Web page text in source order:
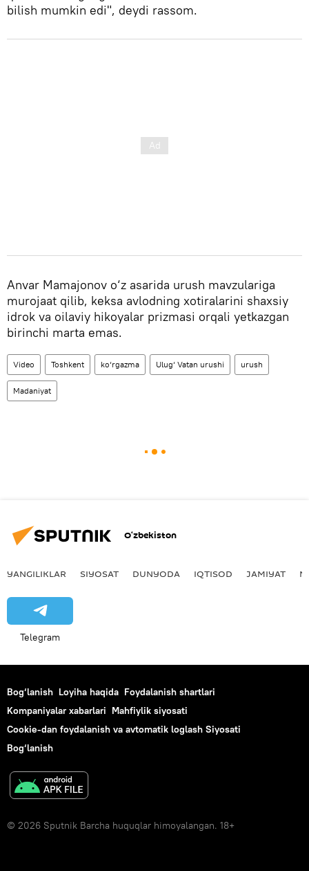
bilish mumkin edi", deydi rassom.
Anvar Mamajonov o‘z asarida urush mavzulariga
murojaat qilib, keksa avlodning xotiralarini shaxsiy
idrok va oilaviy hikoyalar prizmasi orqali yetkazgan
birinchi marta emas.
Video Toshkent ko‘rgazma Ulug‘ Vatan urushi urush
Madaniyat
O‘zbekiston
YANGILIKLAR SIYOSAT DUNYODA IQTISOD JAMIYAT
Telegram
Bog‘lanish Loyiha haqida Foydalanish shartlari
Kompaniyalar xabarlari Mahfiylik siyosati
Cookie-dan foydalanish va avtomatik loglash Siyosati
Bog‘lanish
© 2026 Sputnik Barcha huquqlar himoyalangan. 18+